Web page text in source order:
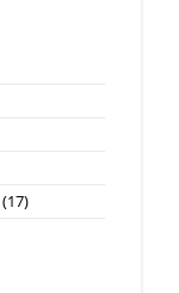
(17)